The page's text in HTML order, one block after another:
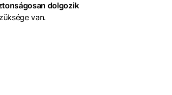
dolgozik
van.